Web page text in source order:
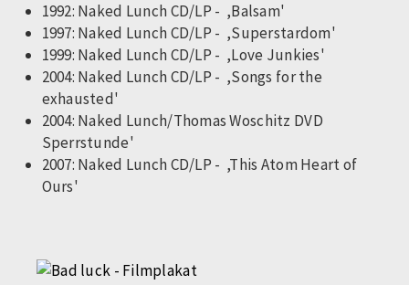
1992: Naked Lunch CD/LP - ,Balsam'
1997: Naked Lunch CD/LP - ,Superstardom'
1999: Naked Lunch CD/LP - ,Love Junkies'
2004: Naked Lunch CD/LP - ,Songs for the
exhausted'
2004: Naked Lunch/Thomas Woschitz DVD
Sperrstunde'
2007: Naked Lunch CD/LP - ,This Atom Heart of
Ours'